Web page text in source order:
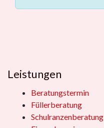
Leistungen
Beratungstermin
Füllerberatung
Schulranzenberatung